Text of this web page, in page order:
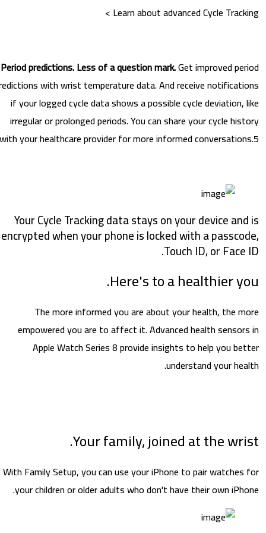
Learn about advanced Cycle
Period predictions. Less of a question mark.Get improved
predictions with wrist temperature data. And receive
if your logged cycle data shows a possible cycle
irregular or prolonged periods. You can share your cycle
with your healthcare provider for more informed
Your Cycle Tracking data stays on your device
encrypted when your phone is locked with a
Touch ID, or
Here's to a healthier
The more informed you are about your health, the
empowered you are to affect it. Advanced health
Apple Watch Series 8 provide insights to help you
understand your
Your family, joined at the
With Family Setup, you can use your iPhone to pair
your children or older adults who don't have their own